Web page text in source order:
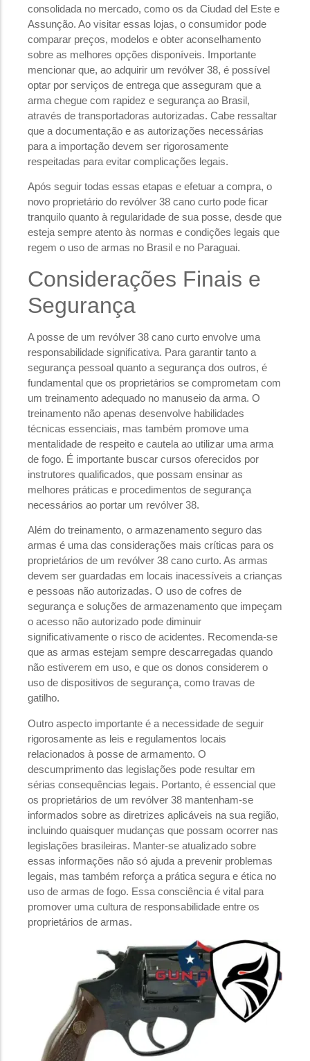
consolidada no mercado, como os da Ciudad del Este e
Assunção. Ao visitar essas lojas, o consumidor pode
comparar preços, modelos e obter aconselhamento
sobre as melhores opções disponíveis. Importante
mencionar que, ao adquirir um revólver 38, é possível
optar por serviços de entrega que asseguram que a
arma chegue com rapidez e segurança ao Brasil,
através de transportadoras autorizadas. Cabe ressaltar
que a documentação e as autorizações necessárias
para a importação devem ser rigorosamente
respeitadas para evitar complicações legais.
Após seguir todas essas etapas e efetuar a compra, o
novo proprietário do revólver 38 cano curto pode ficar
tranquilo quanto à regularidade de sua posse, desde que
esteja sempre atento às normas e condições legais que
regem o uso de armas no Brasil e no Paraguai.
Considerações Finais e
Segurança
A posse de um revólver 38 cano curto envolve uma
responsabilidade significativa. Para garantir tanto a
segurança pessoal quanto a segurança dos outros, é
fundamental que os proprietários se comprometam com
um treinamento adequado no manuseio da arma. O
treinamento não apenas desenvolve habilidades
técnicas essenciais, mas também promove uma
mentalidade de respeito e cautela ao utilizar uma arma
de fogo. É importante buscar cursos oferecidos por
instrutores qualificados, que possam ensinar as
melhores práticas e procedimentos de segurança
necessários ao portar um revólver 38.
Além do treinamento, o armazenamento seguro das
armas é uma das considerações mais críticas para os
proprietários de um revólver 38 cano curto. As armas
devem ser guardadas em locais inacessíveis a crianças
e pessoas não autorizadas. O uso de cofres de
segurança e soluções de armazenamento que impeçam
o acesso não autorizado pode diminuir
significativamente o risco de acidentes. Recomenda-se
que as armas estejam sempre descarregadas quando
não estiverem em uso, e que os donos considerem o
uso de dispositivos de segurança, como travas de
gatilho.
Outro aspecto importante é a necessidade de seguir
rigorosamente as leis e regulamentos locais
relacionados à posse de armamento. O
descumprimento das legislações pode resultar em
sérias consequências legais. Portanto, é essencial que
os proprietários de um revólver 38 mantenham-se
informados sobre as diretrizes aplicáveis na sua região,
incluindo quaisquer mudanças que possam ocorrer nas
legislações brasileiras. Manter-se atualizado sobre
essas informações não só ajuda a prevenir problemas
legais, mas também reforça a prática segura e ética no
uso de armas de fogo. Essa consciência é vital para
promover uma cultura de responsabilidade entre os
proprietários de armas.